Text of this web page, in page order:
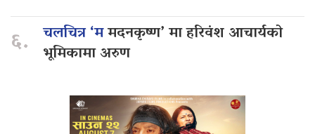
६. चलचित्र ‘ममदनकृष्ण’ मा हरिवंश आचार्यको
भूमिकामा अरुण